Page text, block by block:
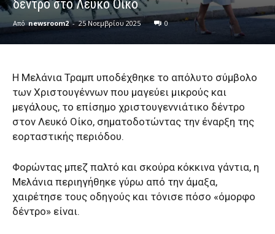
δέντρο στο Λευκό Οίκο
Από newsroom2 - 25 Νοεμβρίου 2025 0
Η Μελάνια Τραμπ υποδέχθηκε το απόλυτο σύμβολο
των Χριστουγέννων που μαγεύει μικρούς και
μεγάλους, το επίσημο χριστουγεννιάτικο δέντρο
στον Λευκό Οίκο, σηματοδοτώντας την έναρξη της
εορταστικής περιόδου.
Φορώντας μπεζ παλτό και σκούρα κόκκινα γάντια, η
Μελάνια περιηγήθηκε γύρω από την άμαξα,
χαιρέτησε τους οδηγούς και τόνισε πόσο «όμορφο
δέντρο» είναι.